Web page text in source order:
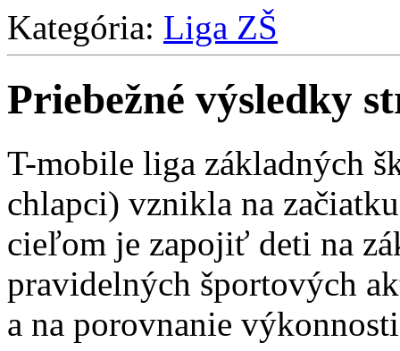
Kategória: Liga ZŠ
Priebežné výsledky
T-mobile liga základných
chlapci) vznikla na
cieľom je zapojiť deti na
pravidelných športových
a na porovnanie